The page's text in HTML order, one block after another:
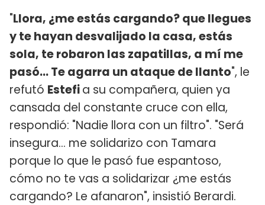
"Llora, ¿me estás cargando? que llegues
y te hayan desvalijado la casa, estás
sola, te robaron las zapatillas, a mí me
pasó... Te agarra un ataque de llanto", le
refutó Estefia su compañera, quien ya
cansada del constante cruce con ella,
respondió: "Nadie llora con un filtro". "Será
insegura... me solidarizo con Tamara
porque lo que le pasó fue espantoso,
cómo no te vas a solidarizar ¿me estás
cargando? Le afanaron", insistió Berardi.